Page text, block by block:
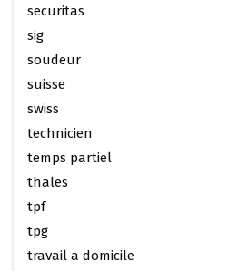
securitas
sig
soudeur
suisse
swiss
technicien
temps partiel
thales
tpf
tpg
travail a domicile